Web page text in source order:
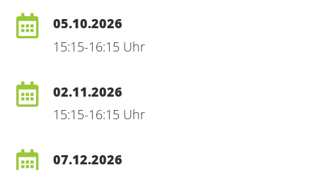
05.10.2026
15:15-16:15 Uhr
02.11.2026
15:15-16:15 Uhr
07.12.2026